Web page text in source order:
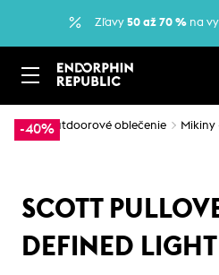
Zľavy 50 až 70 %na
-40%
… Outdoorové oblečenie Mikiny
SCOTT
DEFINED LIGHT